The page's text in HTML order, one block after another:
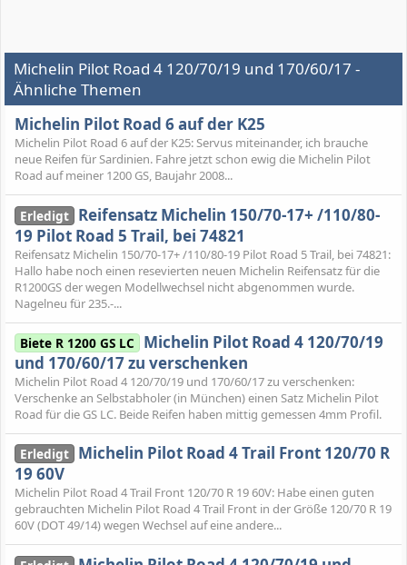
Michelin Pilot Road 4 120/70/19 und 170/60/17 -
Ähnliche Themen
Michelin Pilot Road 6 auf der K25
Michelin Pilot Road 6 auf der K25: Servus miteinander, ich brauche
neue Reifen für Sardinien. Fahre jetzt schon ewig die Michelin Pilot
Road auf meiner 1200 GS, Baujahr 2008...
Erledigt Reifensatz Michelin 150/70-17+ /110/80-
19 Pilot Road 5 Trail, bei 74821
Reifensatz Michelin 150/70-17+ /110/80-19 Pilot Road 5 Trail, bei 74821:
Hallo habe noch einen resevierten neuen Michelin Reifensatz für die
R1200GS der wegen Modellwechsel nicht abgenommen wurde.
Nagelneu für 235.-...
Biete R 1200 GS LC Michelin Pilot Road 4 120/70/19
und 170/60/17 zu verschenken
Michelin Pilot Road 4 120/70/19 und 170/60/17 zu verschenken:
Verschenke an Selbstabholer (in München) einen Satz Michelin Pilot
Road für die GS LC. Beide Reifen haben mittig gemessen 4mm Profil.
Erledigt Michelin Pilot Road 4 Trail Front 120/70 R
19 60V
Michelin Pilot Road 4 Trail Front 120/70 R 19 60V: Habe einen guten
gebrauchten Michelin Pilot Road 4 Trail Front in der Größe 120/70 R 19
60V (DOT 49/14) wegen Wechsel auf eine andere...